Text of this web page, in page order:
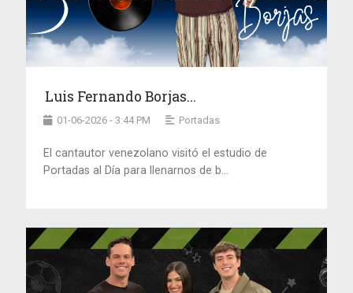
Luis Fernando Borjas...
01-06-2026 - 3:44 PM Portadas
El cantautor venezolano visitó el estudio de
Portadas al Día para llenarnos de b...